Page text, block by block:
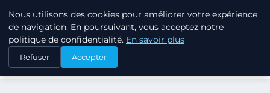
TUEZ-LES TOUS
ACCUEIL
CONSEILS ENTREPRENEURIAL
MILLAU : UN VOYAGE INSPIRANT VERS LA RÉUSSITE AVEC…
Nous utilisons des cookies pour améliorer votre expérience
de navigation. En poursuivant, vous acceptez notre
politique de confidentialité. En savoir plus
Refuser Accepter